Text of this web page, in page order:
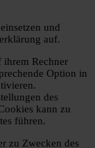
und
auf.
ihrem Rechner
Option in
des
kann zu
führen.
zu Zwecken des